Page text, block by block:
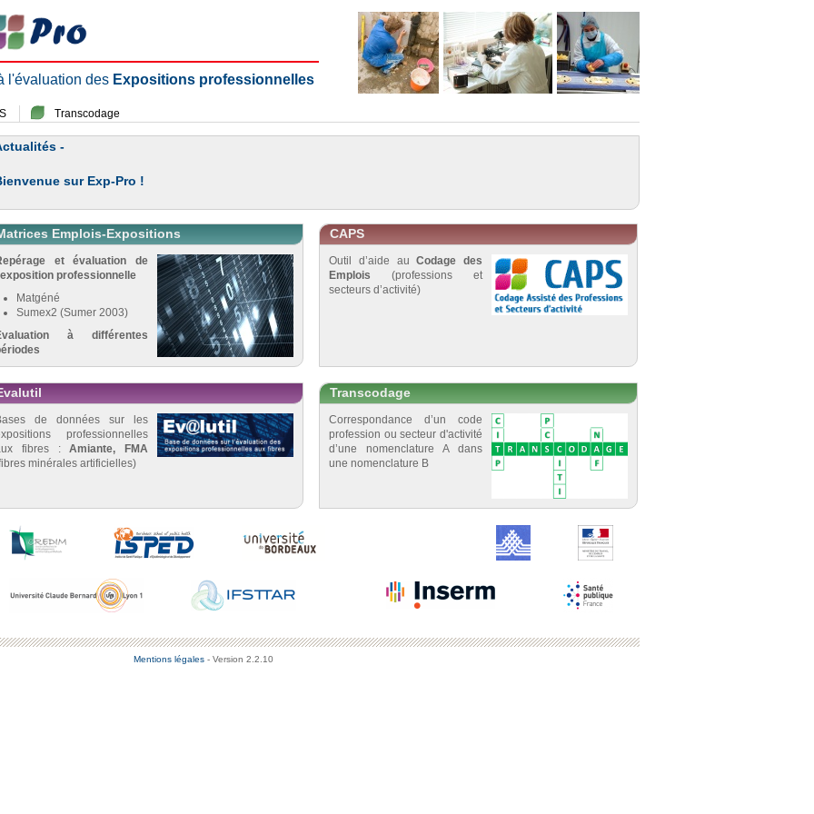
l'évaluation des Expositions professionnelles
Transcodage
-
sur Exp-Pro !
Emplois-Expositions
et évaluation de
professionnelle
Matgéné
Sumex2 (Sumer 2003)
à différentes
CAPS
Outil d’aide auCodage des
Emplois (professions et
secteurs d’activité)
de données sur les
professionnelles
fibres :Amiante, FMA
minérales artificielles)
Transcodage
Correspondance d’un code
profession ou secteur d'activité
d’une nomenclature A dans
une nomenclature B
Mentions légales - Version 2.2.10